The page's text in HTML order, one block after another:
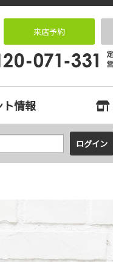
宅専門店 住まいる
来店予約
情報